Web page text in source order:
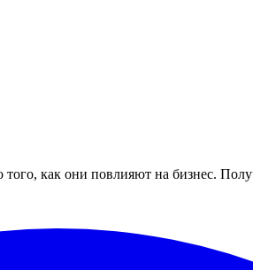
как они повлияют на бизнес.